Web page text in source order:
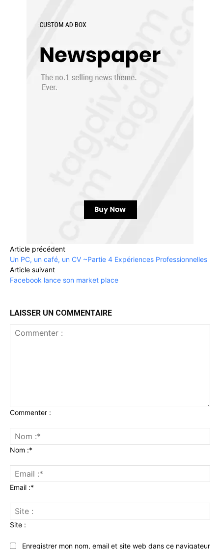
Article précédent
Un PC, un café, un CV ~Partie 4 Expériences Professionnelles
Article suivant
Facebook lance son market place
LAISSER UN COMMENTAIRE
Commenter :
Nom :*
Email :*
Site :
Enregistrer mon nom, email et site web dans ce navigateur